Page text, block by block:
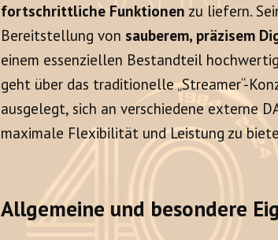
fortschrittliche Funktionen zu liefern.
Bereitstellung von sauberem, präzisem
einem essenziellen Bestandteil
geht über das traditionelle „Streamer“-
ausgelegt, sich an verschiedene externe
maximale Flexibilität und Leistung zu
Allgemeine und besondere